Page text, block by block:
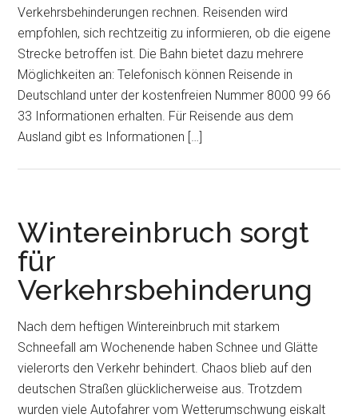
Verkehrsbehinderungen rechnen. Reisenden wird
empfohlen, sich rechtzeitig zu informieren, ob die eigene
Strecke betroffen ist. Die Bahn bietet dazu mehrere
Möglichkeiten an: Telefonisch können Reisende in
Deutschland unter der kostenfreien Nummer 8000 99 66
33 Informationen erhalten. Für Reisende aus dem
Ausland gibt es Informationen […]
Wintereinbruch sorgt
für
Verkehrsbehinderung
Nach dem heftigen Wintereinbruch mit starkem
Schneefall am Wochenende haben Schnee und Glätte
vielerorts den Verkehr behindert. Chaos blieb auf den
deutschen Straßen glücklicherweise aus. Trotzdem
wurden viele Autofahrer vom Wetterumschwung eiskalt